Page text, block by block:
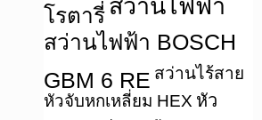
โรตารี่ สว่านไฟฟ้า
สว่านไฟฟ้า BOSCH
GBM 6 RE สว่านไร้สาย
หัวจับหกเหลี่ยม HEX หัว